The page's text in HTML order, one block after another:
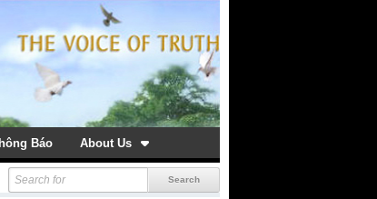
Báo About Us